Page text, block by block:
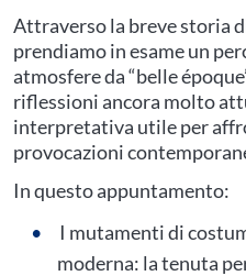
Attraverso la breve storia
prendiamo in esame un
atmosfere da “belle
riflessioni ancora molto
interpretativa utile per
provocazioni
In questo appuntamento:
I mutamenti di
moderna: la tenuta